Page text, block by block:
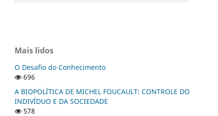
Mais lidos
O Desafio do Conhecimento
696
A BIOPOLÍTICA DE MICHEL FOUCAULT: CONTROLE DO
INDIVÍDUO E DA SOCIEDADE
578